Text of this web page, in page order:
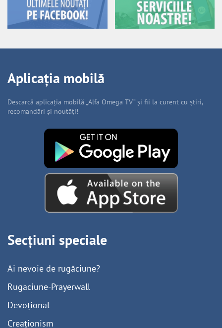
Aplicația mobilă
Descarcă aplicația mobilă „Alfa Omega TV” și fii la curent cu știri,
recomandări și noutăți!
Secțiuni speciale
Ai nevoie de rugăciune?
Rugaciune-Prayerwall
Devoțional
Creaționism